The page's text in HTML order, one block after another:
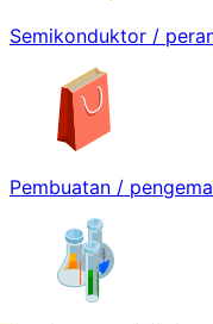
Semikonduktor /
Pembuatan /